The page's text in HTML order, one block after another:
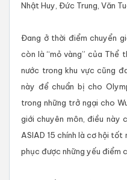
Nhật Huy, Đức Trung, Văn
Đang ở thời điểm chuyển
còn là “mỏ vàng” của Thể
nước trong khu vực cũng
này để chuẩn bị cho
trong những trở ngại cho
giới chuyên môn, điều này
ASIAD 15 chính là cơ hội
phục được những yếu điểm